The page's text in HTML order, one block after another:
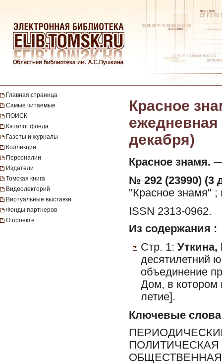
Главная страница
Самые читаемые
ПОИСК
Каталог фонда
Газеты и журналы
Коллекции
Персоналии
Издатели
Томская книга
Видеолекторий
Виртуальные выставки
Фонды партнеров
О проекте
Красное
ежедневная
декабря)
Красное знамя. —
№ 292 (23990) (3
"Красное знамя" ;
ISSN 2313-0962.
Из содержания :
Стр. 1: Уткина,
десятилетний
объединение
Дом, в котором
летие].
Ключевые слова